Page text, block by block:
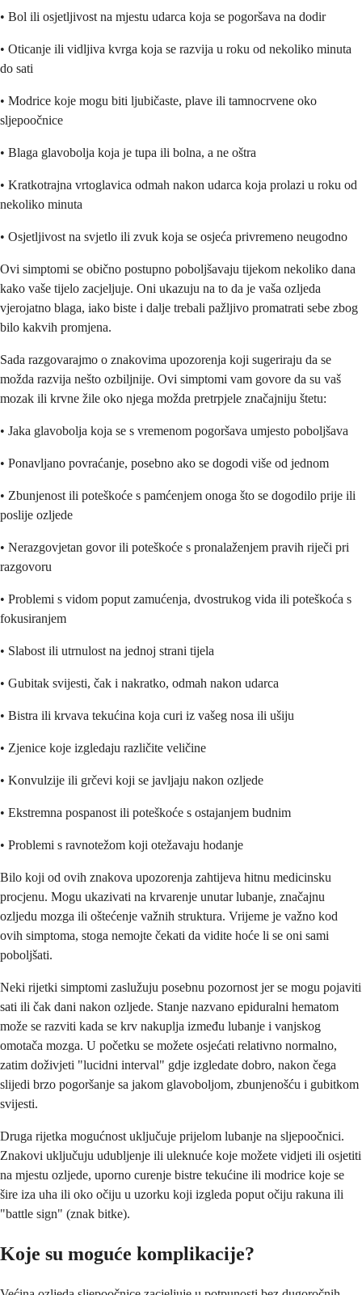
• Bol ili osjetljivost na mjestu udarca koja se pogoršava na dodir
• Oticanje ili vidljiva kvrga koja se razvija u roku od nekoliko minuta
do sati
• Modrice koje mogu biti ljubičaste, plave ili tamnocrvene oko
sljepoočnice
• Blaga glavobolja koja je tupa ili bolna, a ne oštra
• Kratkotrajna vrtoglavica odmah nakon udarca koja prolazi u roku od
nekoliko minuta
• Osjetljivost na svjetlo ili zvuk koja se osjeća privremeno neugodno
Ovi simptomi se obično postupno poboljšavaju tijekom nekoliko dana
kako vaše tijelo zacjeljuje. Oni ukazuju na to da je vaša ozljeda
vjerojatno blaga, iako biste i dalje trebali pažljivo promatrati sebe zbog
bilo kakvih promjena.
Sada razgovarajmo o znakovima upozorenja koji sugeriraju da se
možda razvija nešto ozbiljnije. Ovi simptomi vam govore da su vaš
mozak ili krvne žile oko njega možda pretrpjele značajniju štetu:
• Jaka glavobolja koja se s vremenom pogoršava umjesto poboljšava
• Ponavljano povraćanje, posebno ako se dogodi više od jednom
• Zbunjenost ili poteškoće s pamćenjem onoga što se dogodilo prije ili
poslije ozljede
• Nerazgovjetan govor ili poteškoće s pronalaženjem pravih riječi pri
razgovoru
• Problemi s vidom poput zamućenja, dvostrukog vida ili poteškoća s
fokusiranjem
• Slabost ili utrnulost na jednoj strani tijela
• Gubitak svijesti, čak i nakratko, odmah nakon udarca
• Bistra ili krvava tekućina koja curi iz vašeg nosa ili ušiju
• Zjenice koje izgledaju različite veličine
• Konvulzije ili grčevi koji se javljaju nakon ozljede
• Ekstremna pospanost ili poteškoće s ostajanjem budnim
• Problemi s ravnotežom koji otežavaju hodanje
Bilo koji od ovih znakova upozorenja zahtijeva hitnu medicinsku
procjenu. Mogu ukazivati na krvarenje unutar lubanje, značajnu
ozljedu mozga ili oštećenje važnih struktura. Vrijeme je važno kod
ovih simptoma, stoga nemojte čekati da vidite hoće li se oni sami
poboljšati.
Neki rijetki simptomi zaslužuju posebnu pozornost jer se mogu pojaviti
sati ili čak dani nakon ozljede. Stanje nazvano epiduralni hematom
može se razviti kada se krv nakuplja između lubanje i vanjskog
omotača mozga. U početku se možete osjećati relativno normalno,
zatim doživjeti "lucidni interval" gdje izgledate dobro, nakon čega
slijedi brzo pogoršanje sa jakom glavoboljom, zbunjenošću i gubitkom
svijesti.
Druga rijetka mogućnost uključuje prijelom lubanje na sljepoočnici.
Znakovi uključuju udubljenje ili uleknuće koje možete vidjeti ili osjetiti
na mjestu ozljede, uporno curenje bistre tekućine ili modrice koje se
šire iza uha ili oko očiju u uzorku koji izgleda poput očiju rakuna ili
"battle sign" (znak bitke).
Koje su moguće komplikacije?